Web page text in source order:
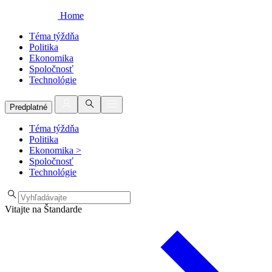
Home
Téma týždňa
Politika
Ekonomika
Spoločnosť
Technológie
Predplatné
Téma týždňa
Politika
Ekonomika >
Spoločnosť
Technológie
Vitajte na Štandarde